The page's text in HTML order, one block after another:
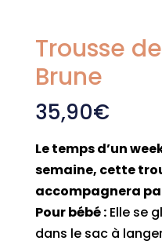
Trousse
Brune
35,90€
Le temps d’un
semaine, cette
accompagnera
Pour bébé :Elle se
dans le sac à